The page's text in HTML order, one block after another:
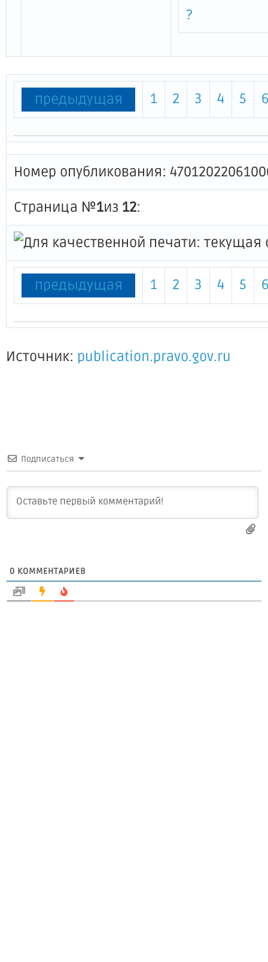
?
предыдущая 1 2 3 4 5
Номер опубликования:
Страница №1из 12:
предыдущая 1 2 3 4 5
Источник: publication.pravo.gov.ru
Подписаться
0 КОММЕНТАРИЕВ